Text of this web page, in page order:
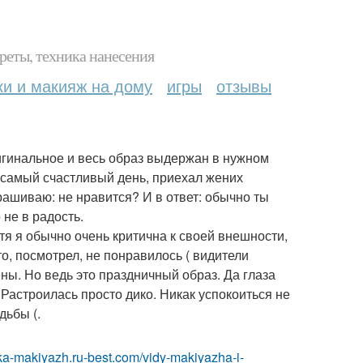
техника нанесения
и макияж на дому игры отзывы
и весь образ выдержан в нужном
счастливый день, приехал жених
не нравится? И в ответ: обычно ты
в радость.
я обычно очень критична к своей внешности,
посмотрел, не понравилось ( видители
Но ведь это праздничный образ. Да глаза
просто дико. Никак успокоиться не
(.
makiyazh.ru-best.com/vidy-makiyazha-i-